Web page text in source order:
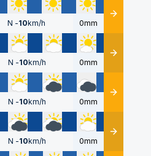
N -10km/h 0mm Détails
N -10km/h 0mm Détails
N -10km/h 0mm Détails
N -10km/h 0mm Détails